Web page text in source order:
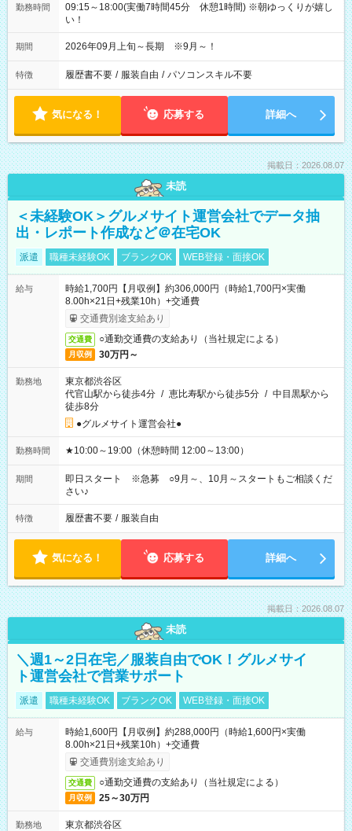
勤務時間
09:15～18:00(実働7時間45分 休憩1時間) ※朝ゆっくりが嬉し
い！
期間 2026年09月上旬～長期 ※9月～！
特徴 履歴書不要 / 服装自由 / パソコンスキル不要
気になる！ 応募する 詳細へ
掲載日：2026.08.07
未読
＜未経験OK＞グルメサイト運営会社でデータ抽
出・レポート作成など＠在宅OK
派遣 職種未経験OK ブランクOK WEB登録・面接OK
給与
時給1,700円【月収例】約306,000円（時給1,700円×実働
8.00h×21日+残業10h）+交通費
交通費別途支給あり
交通費 ○通勤交通費の支給あり（当社規定による）
月収例 30万円～
勤務地
東京都渋谷区
代官山駅から徒歩4分 / 恵比寿駅から徒歩5分 / 中目黒駅から
徒歩8分
●グルメサイト運営会社●
勤務時間 ★10:00～19:00（休憩時間 12:00～13:00）
期間
即日スタート ※急募 ○9月～、10月～スタートもご相談くだ
さい♪
特徴 履歴書不要 / 服装自由
気になる！ 応募する 詳細へ
掲載日：2026.08.07
未読
＼週1～2日在宅／服装自由でOK！グルメサイ
ト運営会社で営業サポート
派遣 職種未経験OK ブランクOK WEB登録・面接OK
給与
時給1,600円【月収例】約288,000円（時給1,600円×実働
8.00h×21日+残業10h）+交通費
交通費別途支給あり
交通費 ○通勤交通費の支給あり（当社規定による）
月収例 25～30万円
勤務地
東京都渋谷区